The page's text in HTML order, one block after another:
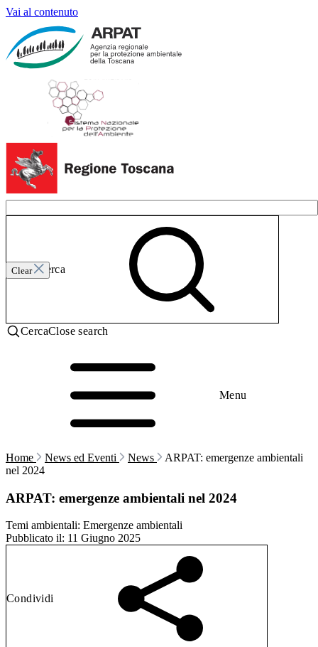
Vai al contenuto
Clear
Invia ricerca
CercaClose search
Menu
Home News ed Eventi News
ARPAT: emergenze ambientali
nel 2024
ARPAT: emergenze ambientali nel 2024
Temi ambientali: Emergenze ambientali
Pubblicato il: 11 Giugno 2025
Condividi